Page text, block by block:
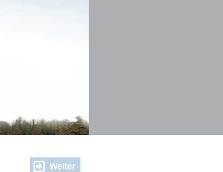
Weiter